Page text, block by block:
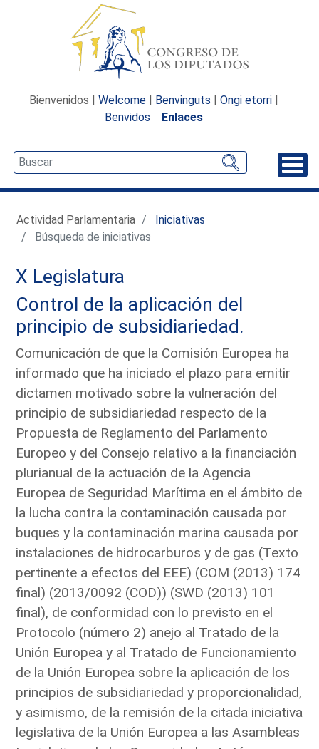
Bienvenidos | Welcome | Benvinguts | Ongi etorri |
Benvidos
Enlaces
Actividad Parlamentaria
Iniciativas
Búsqueda de iniciativas
X Legislatura
Control de la aplicación del
principio de subsidiariedad.
Comunicación de que la Comisión Europea ha
informado que ha iniciado el plazo para emitir
dictamen motivado sobre la vulneración del
principio de subsidiariedad respecto de la
Propuesta de Reglamento del Parlamento
Europeo y del Consejo relativo a la financiación
plurianual de la actuación de la Agencia
Europea de Seguridad Marítima en el ámbito de
la lucha contra la contaminación causada por
buques y la contaminación marina causada por
instalaciones de hidrocarburos y de gas (Texto
pertinente a efectos del EEE) (COM (2013) 174
final) (2013/0092 (COD)) (SWD (2013) 101
final), de conformidad con lo previsto en el
Protocolo (número 2) anejo al Tratado de la
Unión Europea y al Tratado de Funcionamiento
de la Unión Europea sobre la aplicación de los
principios de subsidiariedad y proporcionalidad,
y asimismo, de la remisión de la citada iniciativa
legislativa de la Unión Europea a las Asambleas